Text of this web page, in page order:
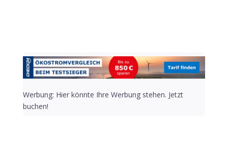
Werbung: Hier könnte Ihre Werbung stehen. Jetzt
buchen!